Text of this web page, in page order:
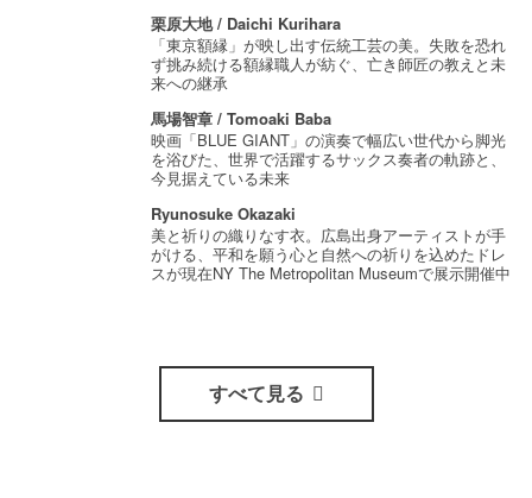
栗原大地 / Daichi Kurihara
「東京額縁」が映し出す伝統工芸の美。失敗を恐れ
ず挑み続ける額縁職人が紡ぐ、亡き師匠の教えと未
来への継承
馬場智章 / Tomoaki Baba
映画「BLUE GIANT」の演奏で幅広い世代から脚光
を浴びた、世界で活躍するサックス奏者の軌跡と、
今見据えている未来
Ryunosuke Okazaki
美と祈りの織りなす衣。広島出身アーティストが手
がける、平和を願う心と自然への祈りを込めたドレ
スが現在NY The Metropolitan Museumで展示開催中
すべて見る